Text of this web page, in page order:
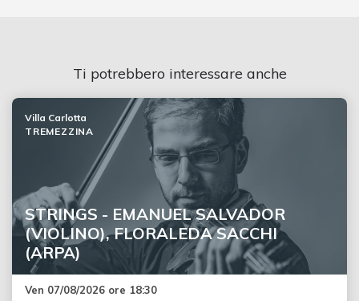
Ti potrebbero interessare anche
STRINGS - EMANUEL SALVADOR
(VIOLINO), FLORALEDA SACCHI
(ARPA)
Villa Carlotta
TREMEZZINA
Ven 07/08/2026 ore 18:30